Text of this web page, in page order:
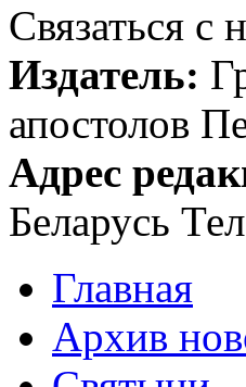
Связаться с
Издатель:
апостолов
Адрес
Беларусь
Главная
Архив